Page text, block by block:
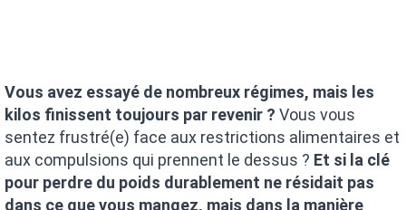
Vous avez essayé de nombreux régimes, mais les
kilos finissent toujours par revenir ? Vous vous
sentez frustré(e) face aux restrictions alimentaires et
aux compulsions qui prennent le dessus ? Et si la clé
pour perdre du poids durablement ne résidait pas
dans ce que vous mangez, mais dans la manière